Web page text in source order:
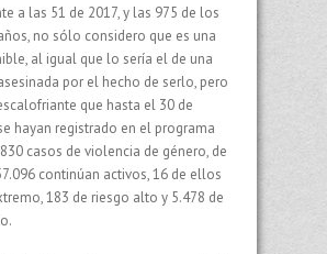
a las 51 de 2017, y las 975 de los
no sólo considero que es una
al igual que lo sería el de una
por el hecho de serlo, pero
que hasta el 30 de
hayan registrado en el programa
casos de violencia de género, de
continúan activos, 16 de ellos
183 de riesgo alto y 5.478 de